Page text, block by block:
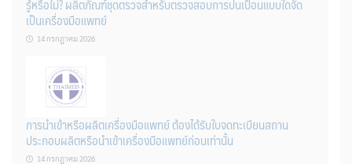
รู้หรือไม่? ผลิตภัณฑ์ชุดตรวจสําหรับตรวจสอบการปนเปื้อนแบบใดจัด
เป็นเครื่องมือแพทย์
14 กรกฎาคม 2026
การนำเข้าหรือผลิตเครื่องมือแพทย์ ต้องได้รับใบจดทะเบียนสถาน
ประกอบผลิตหรือนำเข้าเครื่องมือแพทย์ก่อนเท่านั้น
14 กรกฎาคม 2026